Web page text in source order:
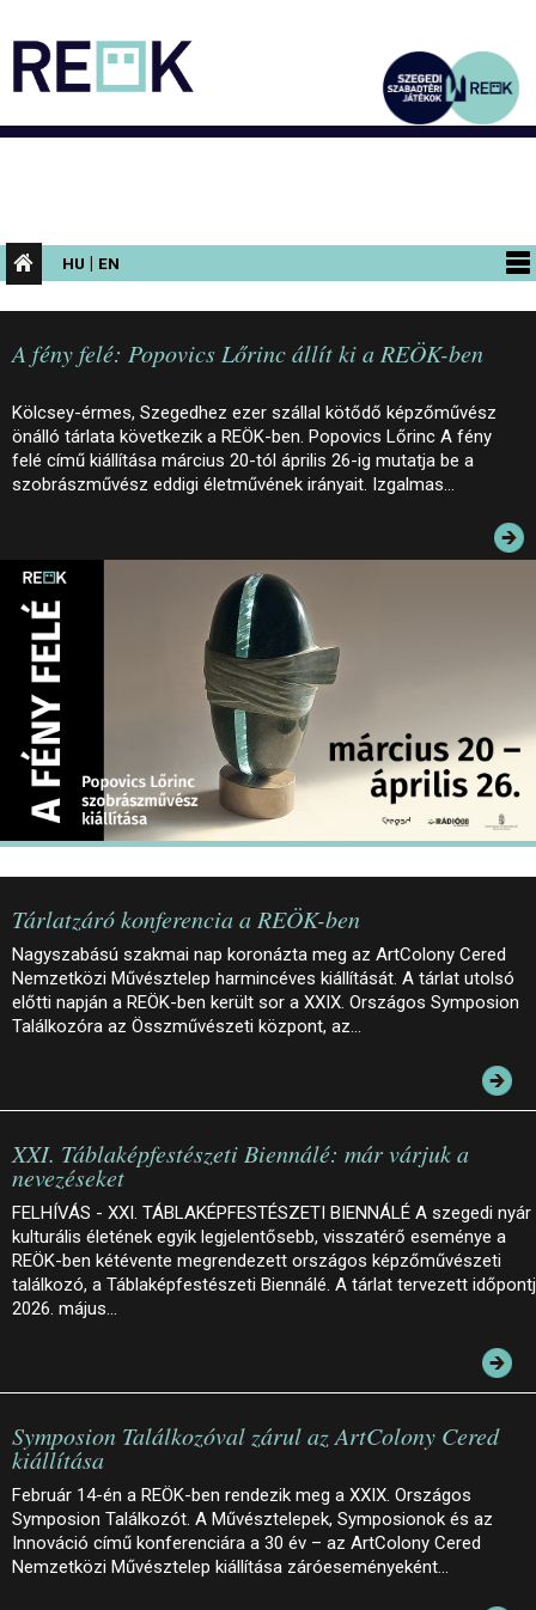
HU | EN
PROGRAMOK
KIÁLLÍTÁSOK
AZ ÉPÜLET
INFORMÁCIÓK
KONFERENCIA
ELÉRHETŐSÉG
PALOTASÉTÁK ÉS VEZETÉSEK
KÖZÉRDEKŰ ADATOK
A fény felé: Popovics Lőrinc állít ki a REÖK-ben
Kölcsey-érmes, Szegedhez ezer szállal kötődő képzőművész
önálló tárlata következik a REÖK-ben. Popovics Lőrinc A fény
felé című kiállítása március 20-tól április 26-ig mutatja be a
szobrászművész eddigi életművének irányait. Izgalmas…
Tárlatzáró konferencia a REÖK-ben
Nagyszabású szakmai nap koronázta meg az ArtColony Cered
Nemzetközi Művésztelep harmincéves kiállítását. A tárlat utolsó
előtti napján a REÖK-ben került sor a XXIX. Országos Symposion
Találkozóra az Összművészeti központ, az…
XXI. Táblaképfestészeti Biennálé: már várjuk a
nevezéseket
FELHÍVÁS - XXI. TÁBLAKÉPFESTÉSZETI BIENNÁLÉ A szegedi nyár
kulturális életének egyik legjelentősebb, visszatérő eseménye a
REÖK-ben kétévente megrendezett országos képzőművészeti
találkozó, a Táblaképfestészeti Biennálé. A tárlat tervezett
2026. május…
Symposion Találkozóval zárul az ArtColony Cered
kiállítása
Február 14-én a REÖK-ben rendezik meg a XXIX. Országos
Symposion Találkozót. A Művésztelepek, Symposionok és az
Innováció című konferenciára a 30 év – az ArtColony Cered
Nemzetközi Művésztelep kiállítása záróeseményeként…